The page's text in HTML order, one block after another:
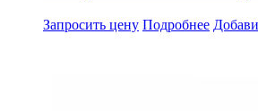
Запросить цену Подробнее